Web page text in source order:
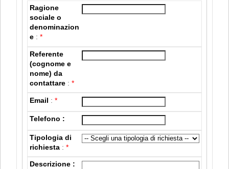
Ragione
sociale o
denominazion
e: *
Referente
(cognome e
nome) da
contattare: *
Email : *
Telefono :
Tipologia di
richiesta: *
Descrizione :